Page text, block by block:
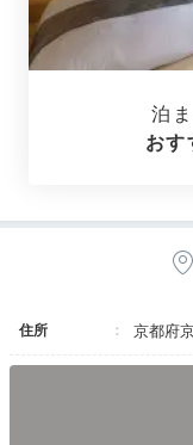
全7室の客室は、
泊
お
住所 京都府